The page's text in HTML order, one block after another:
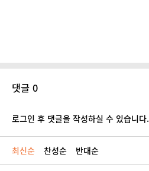
댓글 0
로그인 후 댓글을 작성하실 수 있습니다.
최신순 찬성순 반대순